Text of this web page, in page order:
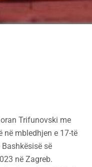
Trifunovski me
në mbledhjen e 17-të
së
në Zagreb.